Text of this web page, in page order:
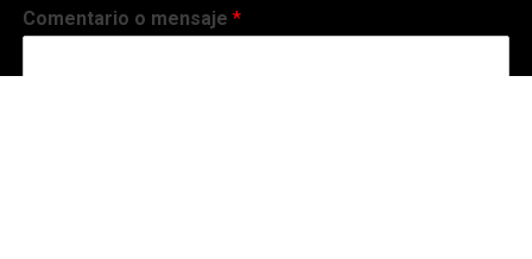
Comentario o mensaje*